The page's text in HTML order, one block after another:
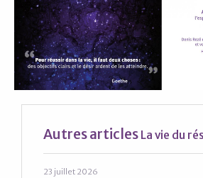
Autres articles La vie du
23 juillet 2026